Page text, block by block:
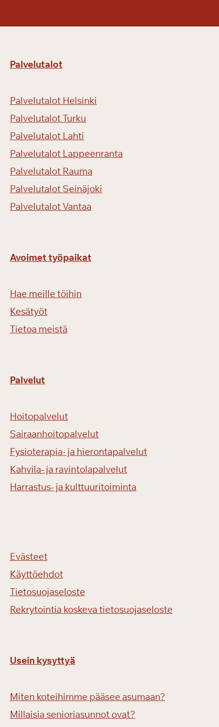
Palvelutalot
Palvelutalot Helsinki
Palvelutalot Turku
Palvelutalot Lahti
Palvelutalot Lappeenranta
Palvelutalot Rauma
Palvelutalot Seinäjoki
Palvelutalot Vantaa
Avoimet työpaikat
Hae meille töihin
Kesätyöt
Tietoa meistä
Palvelut
Hoitopalvelut
Sairaanhoitopalvelut
Fysioterapia- ja hierontapalvelut
Kahvila- ja ravintolapalvelut
Harrastus- ja kulttuuritoiminta
Evästeet
Käyttöehdot
Tietosuojaseloste
Rekrytointia koskeva tietosuojaseloste
Usein kysyttyä
Miten koteihimme pääsee asumaan?
Millaisia senioriasunnot ovat?